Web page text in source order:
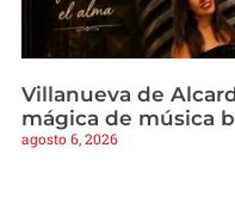
Villanueva de
mágica de música
agosto 6, 2026